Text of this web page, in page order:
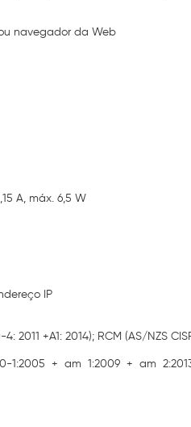
navegador da Web
A, máx. 6,5 W
IP
2011 +A1: 2014); RCM (AS/NZS
+ am 1:2009 + am 2:2013,